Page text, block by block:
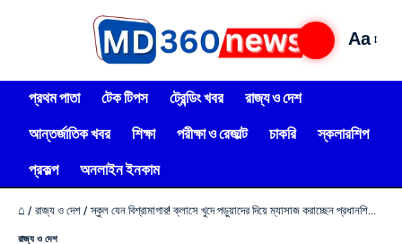
Aa
প্রথম পাতা টেক টিপস ট্রেন্ডিং খবর
রাজ্য ও দেশ
আন্তর্জাতিক খবর
শিক্ষা পরীক্ষা ও রেজাল্ট চাকরি
স্কলারশিপ
প্রকল্প
অনলাইন ইনকাম
⌂ / রাজ্য ও দেশ /স্কুল যেন বিশ্রামাগার! ক্লাসে খুদে পড়ুয়াদের দিয়ে ম্যাসাজ করাচ্ছেন প্রধানশিক্ষিকা, ভাইরাল ভিডিও ঘিরে শোরগোল
রাজ্য ও দেশ